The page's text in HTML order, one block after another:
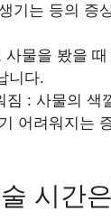
기는 등의 증
물을 봤을 때
니다.
짐 : 사물의 색
어려워지는
시간